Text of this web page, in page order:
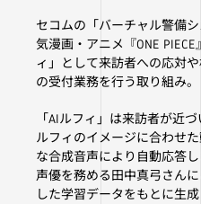
セコムの「バーチャル警備
気漫画・アニメ『ONE
ィ」として来訪者への応対
の受付業務を行う取り組み。
「AIルフィ」は来訪者が近
ルフィのイメージに合わせ
な合成音声により自動応答
声優を務める田中真弓さん
した学習データをもとに生